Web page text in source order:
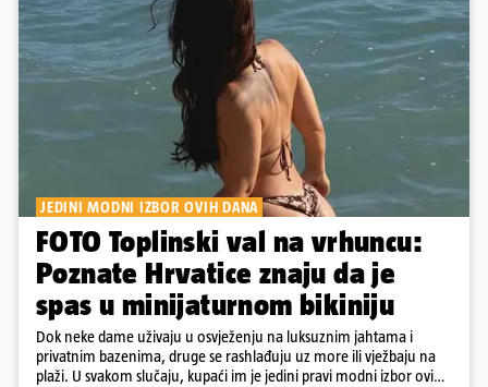
JEDINI MODNI IZBOR OVIH DANA
FOTO Toplinski val na vrhuncu:
Poznate Hrvatice znaju da je
spas u minijaturnom bikiniju
Dok neke dame uživaju u osvježenju na luksuznim jahtama i
privatnim bazenima, druge se rashlađuju uz more ili vježbaju na
plaži. U svakom slučaju, kupaći im je jedini pravi modni izbor ovih